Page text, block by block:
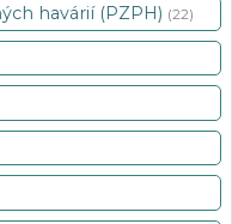
havárií (PZPH) (22)